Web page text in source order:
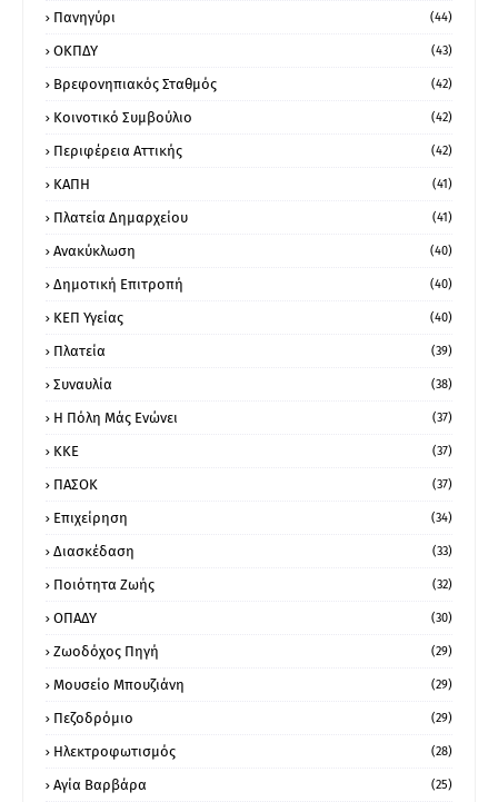
Πανηγύρι (44)
ΟΚΠΔΥ (43)
Βρεφονηπιακός Σταθμός (42)
Κοινοτικό Συμβούλιο (42)
Περιφέρεια Αττικής (42)
ΚΑΠΗ (41)
Πλατεία Δημαρχείου (41)
Ανακύκλωση (40)
Δημοτική Επιτροπή (40)
ΚΕΠ Υγείας (40)
Πλατεία (39)
Συναυλία (38)
Η Πόλη Μάς Ενώνει (37)
ΚΚΕ (37)
ΠΑΣΟΚ (37)
Επιχείρηση (34)
Διασκέδαση (33)
Ποιότητα Ζωής (32)
ΟΠΑΔΥ (30)
Ζωοδόχος Πηγή (29)
Μουσείο Μπουζιάνη (29)
Πεζοδρόμιο (29)
Ηλεκτροφωτισμός (28)
Αγία Βαρβάρα (25)